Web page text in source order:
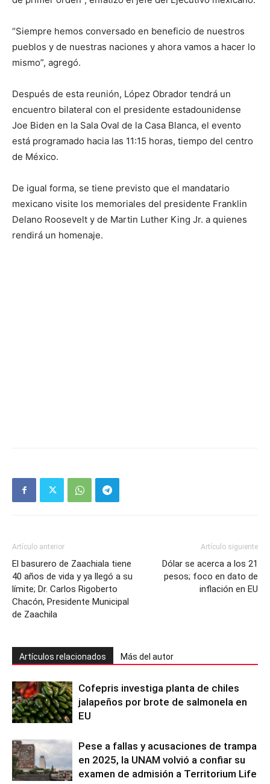
“Siempre hemos conversado en beneficio de nuestros
pueblos y de nuestras naciones y ahora vamos a hacer lo
mismo”, agregó.
Después de esta reunión, López Obrador tendrá un
encuentro bilateral con el presidente estadounidense
Joe Biden en la Sala Oval de la Casa Blanca, el evento
está programado hacia las 11:15 horas, tiempo del centro
de México.
De igual forma, se tiene previsto que el mandatario
mexicano visite los memoriales del presidente Franklin
Delano Roosevelt y de Martin Luther King Jr. a quienes
rendirá un homenaje.
Artículo anterior
El basurero de Zaachiala tiene
40 años de vida y ya llegó a su
límite; Dr. Carlos Rigoberto
Chacón, Presidente Municipal
de Zaachila
Artículo siguiente
Dólar se acerca a los 21
pesos; foco en dato de
inflación en EU
Artículos relacionados Más del autor
Cofepris investiga planta de chiles
jalapeños por brote de salmonela en
EU
Pese a fallas y acusaciones de trampa
en 2025, la UNAM volvió a confiar su
examen de admisión a Territorium Life